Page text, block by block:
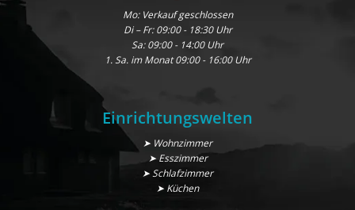
Mo: Verkauf geschlossen
Di – Fr: 09:00 - 18:30 Uhr
Sa: 09:00 - 14:00 Uhr
1. Sa. im Monat 09:00 - 16:00 Uhr
Einrichtungswelten
➤ Wohnzimmer
➤ Esszimmer
➤ Schlafzimmer
➤ Küchen